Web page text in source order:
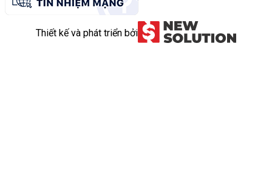
Thiết kế và phát triển bởi